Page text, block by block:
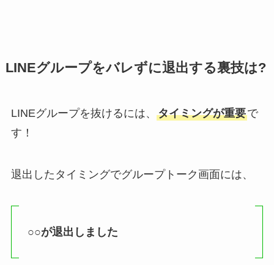
LINEグループをバレずに退出する裏技は?
LINEグループを抜けるには、 タイミングが重要で
す！
退出したタイミングでグループトーク画面には、
○○が退出しました